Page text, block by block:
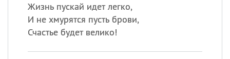
Жизнь пускай идет легко,
И не хмурятся пусть брови,
Счастье будет велико!